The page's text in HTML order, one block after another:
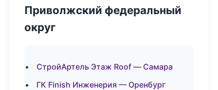
Приволжский федеральный
округ
СтройАртель Этаж Roof — Самара
ГК Finish Инженерия — Оренбург